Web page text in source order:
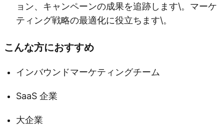
ョン、キャンペーンの成果を追跡します\。マーケ
ティング戦略の最適化に役立ちます\。
こんな方におすすめ
インバウンドマーケティングチーム
SaaS 企業
大企業